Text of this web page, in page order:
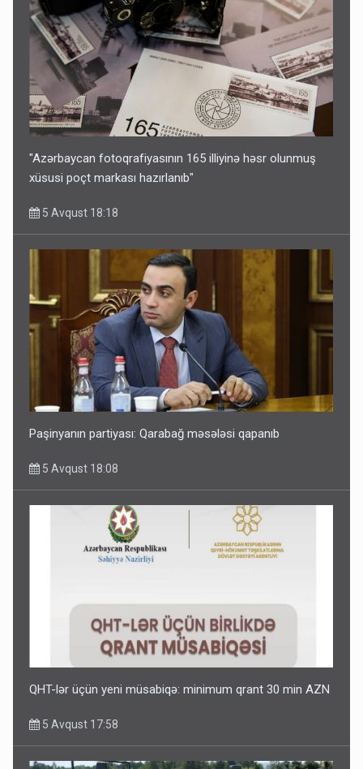
"Azərbaycan fotoqrafiyasının 165 illiyinə həsr olunmuş
xüsusi poçt markası hazırlanıb"
5 Avqust 18:18
Paşinyanın partiyası: Qarabağ məsələsi qapanıb
5 Avqust 18:08
QHT-lər üçün yeni müsabiqə: minimum qrant 30 min AZN
5 Avqust 17:58